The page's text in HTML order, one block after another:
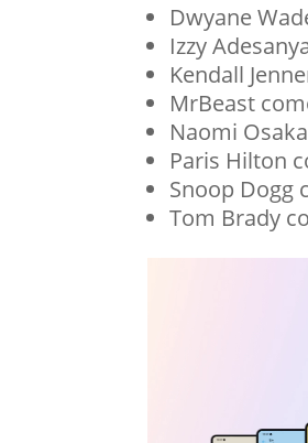
Dwyane
Izzy
Kendall
MrBeast
Naomi
Paris Hilton
Snoop Dogg
Tom Brady